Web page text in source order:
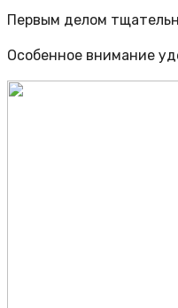
Первым делом
Особенное внимание